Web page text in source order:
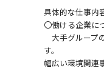
具体的な仕事内
〇働ける企業に
大手グループ
す。
幅広い環境関連